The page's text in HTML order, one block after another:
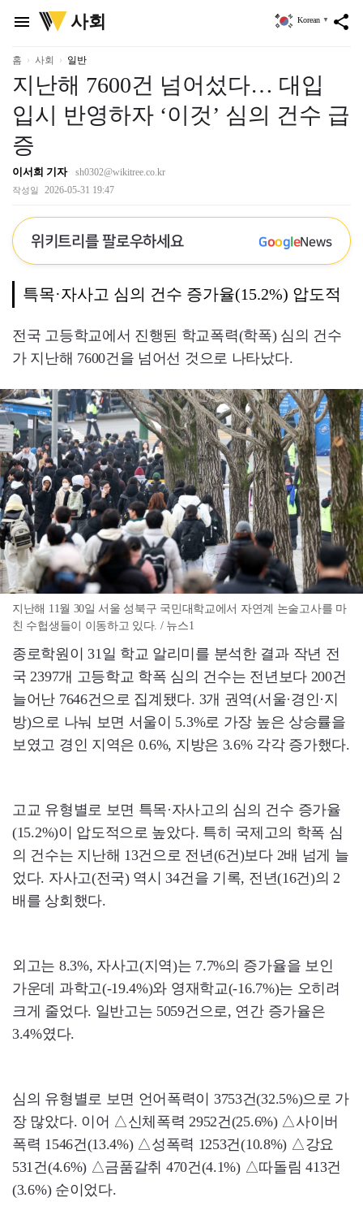
menu
위
키
리
사회 share
Korean ▼
홈 사회 일반
지난해 7600건 넘어섰다… 대입
입시 반영하자 ‘이것’ 심의 건수 급
증
이서희 기자 sh0302@wikitree.co.kr
작성일 2026-05-31 19:47
위키트리를 팔로우하세요 GoogleNews
특목·자사고 심의 건수 증가율(15.2%) 압도적
전국 고등학교에서 진행된 학교폭력(학폭) 심의 건수
가 지난해 7600건을 넘어선 것으로 나타났다.
지난해 11월 30일 서울 성북구 국민대학교에서 자연계 논술고사를 마
친 수헙생들이 이동하고 있다. / 뉴스1
종로학원이 31일 학교 알리미를 분석한 결과 작년 전
국 2397개 고등학교 학폭 심의 건수는 전년보다 200건
늘어난 7646건으로 집계됐다. 3개 권역(서울·경인·지
방)으로 나눠 보면 서울이 5.3%로 가장 높은 상승률을
보였고 경인 지역은 0.6%, 지방은 3.6% 각각 증가했다.
고교 유형별로 보면 특목·자사고의 심의 건수 증가율
(15.2%)이 압도적으로 높았다. 특히 국제고의 학폭 심
의 건수는 지난해 13건으로 전년(6건)보다 2배 넘게 늘
었다. 자사고(전국) 역시 34건을 기록, 전년(16건)의 2
배를 상회했다.
외고는 8.3%, 자사고(지역)는 7.7%의 증가율을 보인
가운데 과학고(-19.4%)와 영재학교(-16.7%)는 오히려
크게 줄었다. 일반고는 5059건으로, 연간 증가율은
3.4%였다.
심의 유형별로 보면 언어폭력이 3753건(32.5%)으로 가
장 많았다. 이어 △신체폭력 2952건(25.6%) △사이버
폭력 1546건(13.4%) △성폭력 1253건(10.8%) △강요
531건(4.6%) △금품갈취 470건(4.1%) △따돌림 413건
(3.6%) 순이었다.